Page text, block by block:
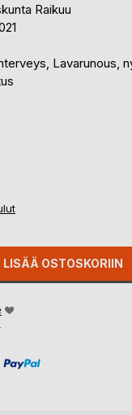
Raikuu
Lavarunous,
LISÄÄ OSTOSKORIIN